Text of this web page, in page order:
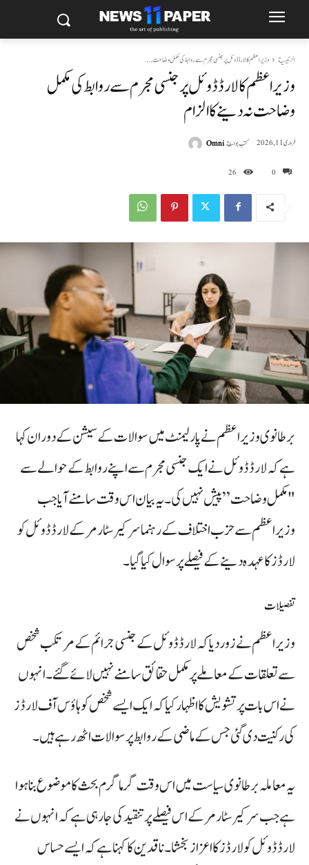
الرئيسية وزیراعظم کا لارڈ ڈوئل پر جنسی مجرم سے روابط کی مکمل وضاحت...
وزیراعظم کا لارڈ ڈوئل پر جنسی مجرم سے روابط کی مکمل
وضاحت نہ دینے کا الزام
0
26
فروری 11, 2026 كتب بواسطةOmni
برطانوی وزیراعظم نے پارلیمنٹ میں سوالات کے سیشن کے دوران کہا
ہے کہ لارڈ ڈوئل نے ایک جنسی مجرم سے اپنے روابط کے حوالے سے
"مکمل وضاحت” پیش نہیں کی۔ یہ بیان اس وقت سامنے آیا جب
وزیراعظم سے حزب اختلاف کے رہنما سر کیر سٹارمر کے لارڈ ڈوئل کو
لارڈز کا عہدہ دینے کے فیصلے پر سوال کیا گیا۔
تفصیلات
وزیراعظم نے زور دیا کہ لارڈ ڈوئل کے جنسی جرائم کے مرتکب شخص
سے تعلقات کے معاملے پر مکمل حقائق سامنے نہیں لائے گئے۔ انہوں
نے اس بات پر تشویش کا اظہار کیا کہ ایک ایسے شخص کو ہاؤس آف لارڈز
کی رکنیت دی گئی جس کے ماضی کے روابط پر سوالات اٹھ رہے ہیں۔
یہ معاملہ برطانوی سیاست میں اس وقت گرما گرم بحث کا موضوع بنا ہوا
ہے جب سر کیر سٹارمر کے اس فیصلے پر تنقید کی جا رہی ہے کہ انہوں نے
لارڈ ڈوئل کو لارڈز کا اعزاز بخشا۔ ناقدین کا کہنا ہے کہ ایسے حساس